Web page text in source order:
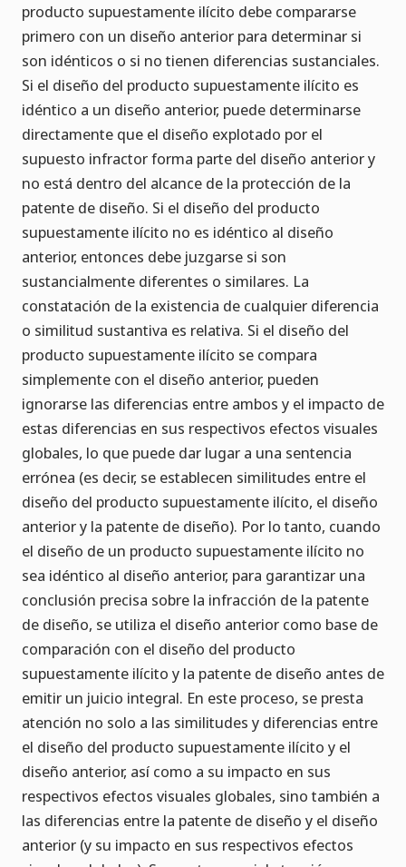
producto supuestamente ilícito debe compararse
primero con un diseño anterior para determinar si
son idénticos o si no tienen diferencias sustanciales.
Si el diseño del producto supuestamente ilícito es
idéntico a un diseño anterior, puede determinarse
directamente que el diseño explotado por el
supuesto infractor forma parte del diseño anterior y
no está dentro del alcance de la protección de la
patente de diseño. Si el diseño del producto
supuestamente ilícito no es idéntico al diseño
anterior, entonces debe juzgarse si son
sustancialmente diferentes o similares. La
constatación de la existencia de cualquier diferencia
o similitud sustantiva es relativa. Si el diseño del
producto supuestamente ilícito se compara
simplemente con el diseño anterior, pueden
ignorarse las diferencias entre ambos y el impacto de
estas diferencias en sus respectivos efectos visuales
globales, lo que puede dar lugar a una sentencia
errónea (es decir, se establecen similitudes entre el
diseño del producto supuestamente ilícito, el diseño
anterior y la patente de diseño). Por lo tanto, cuando
el diseño de un producto supuestamente ilícito no
sea idéntico al diseño anterior, para garantizar una
conclusión precisa sobre la infracción de la patente
de diseño, se utiliza el diseño anterior como base de
comparación con el diseño del producto
supuestamente ilícito y la patente de diseño antes de
emitir un juicio integral. En este proceso, se presta
atención no solo a las similitudes y diferencias entre
el diseño del producto supuestamente ilícito y el
diseño anterior, así como a su impacto en sus
respectivos efectos visuales globales, sino también a
las diferencias entre la patente de diseño y el diseño
anterior (y su impacto en sus respectivos efectos